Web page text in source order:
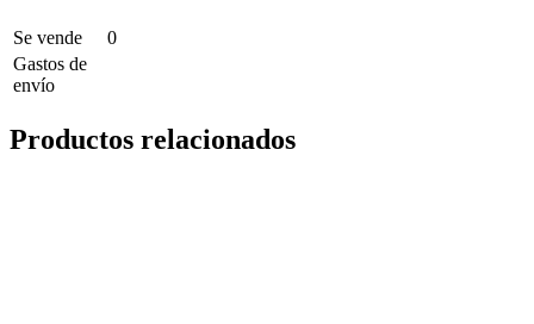
Se vende
0
Gastos de
envío
Productos relacionados